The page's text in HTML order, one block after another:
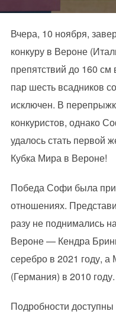
Вчера, 10 ноября,
конкуру в Вероне
препятствий до 160
пар шесть всадников
исключен. В
конкуристов, однако
удалось стать первой
Кубка Мира в Вероне!
Победа Софи была
отношениях.
разу не поднимались
Вероне — Кендра
серебро в 2021 году,
(Германия) в 2010 году.
Подробности